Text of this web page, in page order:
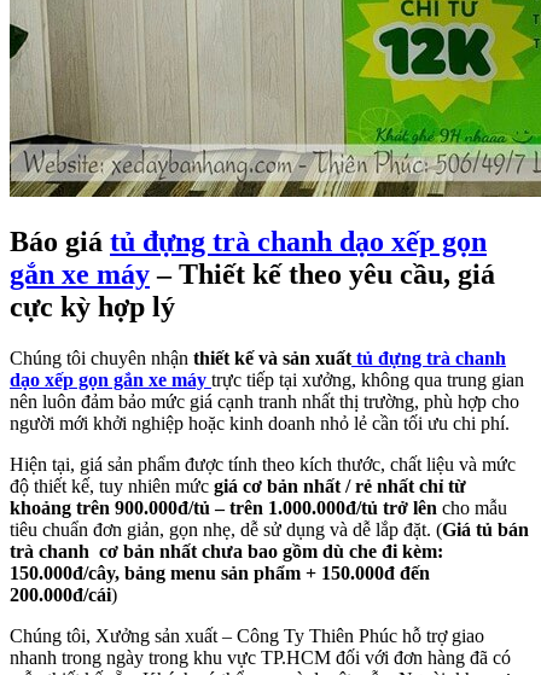
Báo giá tủ đựng trà chanh dạo xếp gọn
gắn xe máy– Thiết kế theo yêu cầu, giá
cực kỳ hợp lý
Chúng tôi chuyên nhận thiết kế và sản xuất tủ đựng trà chanh
dạo xếp gọn gắn xe máy trực tiếp tại xưởng, không qua trung gian
nên luôn đảm bảo mức giá cạnh tranh nhất thị trường, phù hợp cho
người mới khởi nghiệp hoặc kinh doanh nhỏ lẻ cần tối ưu chi phí.
Hiện tại, giá sản phẩm được tính theo kích thước, chất liệu và mức
độ thiết kế, tuy nhiên mức giá cơ bản nhất / rẻ nhất chỉ từ
khoảng trên 900.000đ/tủ – trên 1.000.000đ/tủ trở lên cho mẫu
tiêu chuẩn đơn giản, gọn nhẹ, dễ sử dụng và dễ lắp đặt. (Giá tủ bán
trà chanh cơ bản nhất chưa bao gồm dù che đi kèm:
150.000đ/cây, bảng menu sản phẩm + 150.000đ đến
200.000đ/cái)
Chúng tôi, Xưởng sản xuất – Công Ty Thiên Phúc hỗ trợ giao
nhanh trong ngày trong khu vực TP.HCM đối với đơn hàng đã có